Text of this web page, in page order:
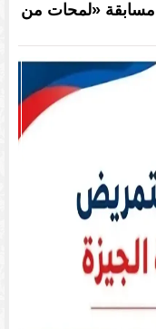
مسابقة «لمحات من